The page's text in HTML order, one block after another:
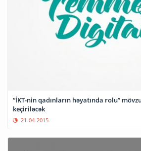
“İKT-nin qadınların həyatında rolu”
keçiriləcək
21-04-2015